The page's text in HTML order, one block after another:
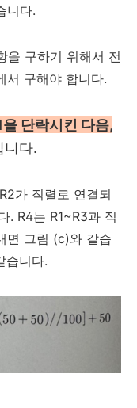
니다.
을 구하기 위해서 전
서 구해야 합니다.
단락시킨 다음,
니다.
가 직렬로 연결되
. R4는 R1~R3과 직
면 그림 (c)와 같습
습니다.